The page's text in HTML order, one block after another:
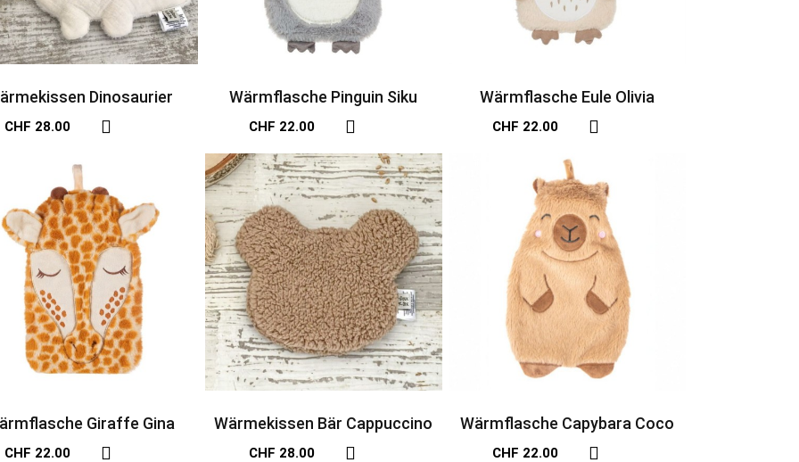
Dinosaurier
CHF 28.00
Wärmflasche Pinguin Siku
CHF 22.00
Wärmflasche Eule Olivia
CHF 22.00
Giraffe Gina
CHF 22.00
Wärmekissen Bär Cappuccino
CHF 28.00
Wärmflasche Capybara Coco
CHF 22.00